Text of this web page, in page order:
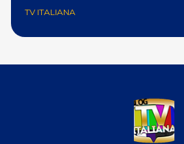
TV ITALIANA